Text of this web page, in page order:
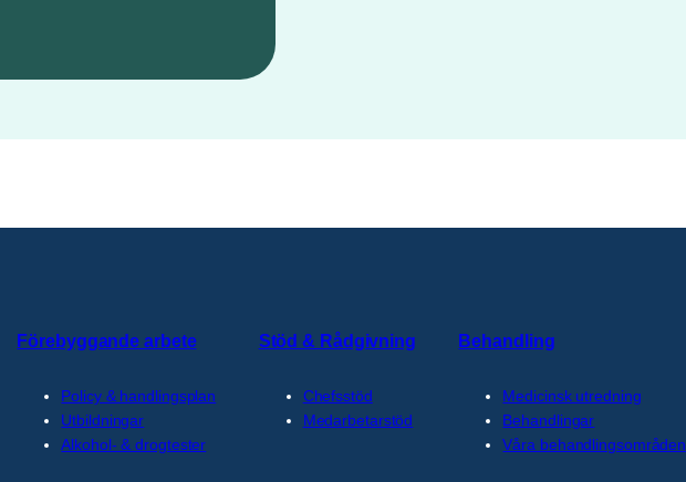
Förebyggande arbete
Policy & handlingsplan
Utbildningar
Alkohol- & drogtester
Stöd & Rådgivning
Chefsstöd
Medarbetarstöd
Behandling
Medicinsk utredning
Behandlingar
Våra behandlingsområden